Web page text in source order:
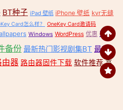
BT种子 iPad 壁纸 iPhone 壁纸 kvr无缝
Card怎么样？ OneKey Card邀请码
Windows WordPress 优惠 壁纸
备份 最新热门影视剧集BT 最新
由器 路由器固件下载 软件推荐 高